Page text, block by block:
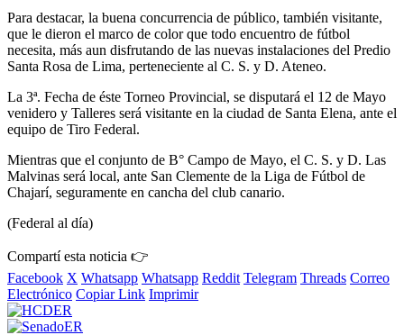
Para destacar, la buena concurrencia de público, también visitante,
que le dieron el marco de color que todo encuentro de fútbol
necesita, más aun disfrutando de las nuevas instalaciones del Predio
Santa Rosa de Lima, perteneciente al C. S. y D. Ateneo.
La 3ª. Fecha de éste Torneo Provincial, se disputará el 12 de Mayo
venidero y Talleres será visitante en la ciudad de Santa Elena, ante el
equipo de Tiro Federal.
Mientras que el conjunto de B° Campo de Mayo, el C. S. y D. Las
Malvinas será local, ante San Clemente de la Liga de Fútbol de
Chajarí, seguramente en cancha del club canario.
(Federal al día)
Compartí esta noticia 👉
Facebook X Whatsapp Whatsapp Reddit Telegram Threads Correo
Electrónico Copiar Link Imprimir